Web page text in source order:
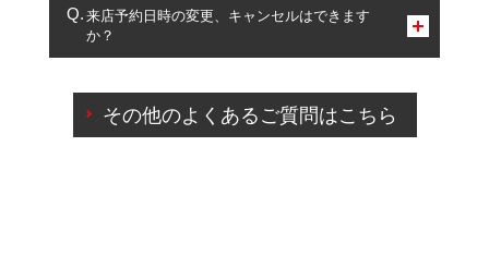
複数サービスのご予約は可能です。
一部の商品・サービスの組み合わせに限り、同時にご予約が
出来ないものもございます。
来店予約日時の変更、キャンセルはできます
か？
ご来店予約日の3営業日前を過ぎている場合のご予約
の日時変更につきましては、直接ご予約の店舗まで
その他のよくあるご質問はこちら